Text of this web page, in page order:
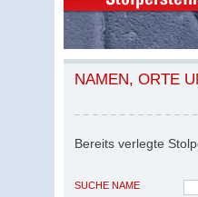
NAMEN, ORTE
Bereits verlegte
SUCHE NAME